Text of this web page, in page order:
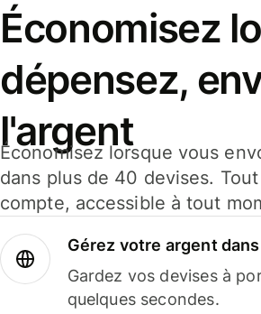
Économisez
dépensez,
l'argent
Économisez lorsque vous
dans plus de 40 devises.
compte, accessible à tout
Gérez votre argent
Gardez vos devises à
quelques secondes.